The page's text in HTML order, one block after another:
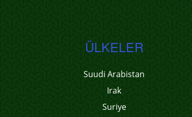
ÜLKELER
Suudi Arabistan
Irak
Suriye